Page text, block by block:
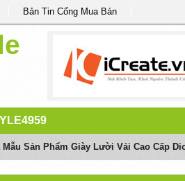
Bản Tin Cổng Mua Bán
Mẫu Sản Phẩm Giày Lười Vải Cao Cấp